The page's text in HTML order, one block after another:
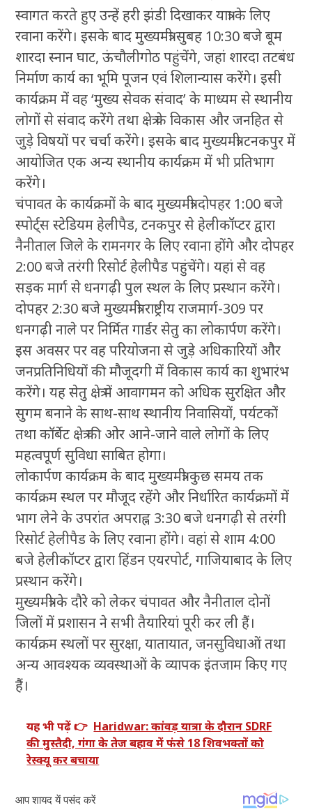
स्वागत करते हुए उन्हें हरी झंडी दिखाकर यात्रा के लिए
रवाना करेंगे। इसके बाद मुख्यमंत्री सुबह 10:30 बजे बूम
शारदा स्नान घाट, ऊंचौलीगोठ पहुंचेंगे, जहां शारदा तटबंध
निर्माण कार्य का भूमि पूजन एवं शिलान्यास करेंगे। इसी
कार्यक्रम में वह ‘मुख्य सेवक संवाद’ के माध्यम से स्थानीय
लोगों से संवाद करेंगे तथा क्षेत्र के विकास और जनहित से
जुड़े विषयों पर चर्चा करेंगे। इसके बाद मुख्यमंत्री टनकपुर में
आयोजित एक अन्य स्थानीय कार्यक्रम में भी प्रतिभाग
करेंगे।
चंपावत के कार्यक्रमों के बाद मुख्यमंत्री दोपहर 1:00 बजे
स्पोर्ट्स स्टेडियम हेलीपैड, टनकपुर से हेलीकॉप्टर द्वारा
नैनीताल जिले के रामनगर के लिए रवाना होंगे और दोपहर
2:00 बजे तरंगी रिसोर्ट हेलीपैड पहुंचेंगे। यहां से वह
सड़क मार्ग से धनगढ़ी पुल स्थल के लिए प्रस्थान करेंगे।
दोपहर 2:30 बजे मुख्यमंत्री राष्ट्रीय राजमार्ग-309 पर
धनगढ़ी नाले पर निर्मित गार्डर सेतु का लोकार्पण करेंगे।
इस अवसर पर वह परियोजना से जुड़े अधिकारियों और
जनप्रतिनिधियों की मौजूदगी में विकास कार्य का शुभारंभ
करेंगे। यह सेतु क्षेत्र में आवागमन को अधिक सुरक्षित और
सुगम बनाने के साथ-साथ स्थानीय निवासियों, पर्यटकों
तथा कॉर्बेट क्षेत्र की ओर आने-जाने वाले लोगों के लिए
महत्वपूर्ण सुविधा साबित होगा।
लोकार्पण कार्यक्रम के बाद मुख्यमंत्री कुछ समय तक
कार्यक्रम स्थल पर मौजूद रहेंगे और निर्धारित कार्यक्रमों में
भाग लेने के उपरांत अपराह्न 3:30 बजे धनगढ़ी से तरंगी
रिसोर्ट हेलीपैड के लिए रवाना होंगे। वहां से शाम 4:00
बजे हेलीकॉप्टर द्वारा हिंडन एयरपोर्ट, गाजियाबाद के लिए
प्रस्थान करेंगे।
मुख्यमंत्री के दौरे को लेकर चंपावत और नैनीताल दोनों
जिलों में प्रशासन ने सभी तैयारियां पूरी कर ली हैं।
कार्यक्रम स्थलों पर सुरक्षा, यातायात, जनसुविधाओं तथा
अन्य आवश्यक व्यवस्थाओं के व्यापक इंतजाम किए गए
हैं।
यह भी पढ़ें 👉 Haridwar: कांवड़ यात्रा के दौरान SDRF
की मुस्तैदी, गंगा के तेज बहाव में फंसे 18 शिवभक्तों को
रेस्क्यू कर बचाया